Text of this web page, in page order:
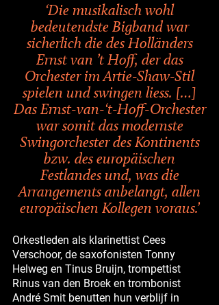
‘Die musikalisch wohl
bedeutendste Bigband war
sicherlich die des Holländers
Ernst van ’t Hoff, der das
Orchester im Artie-Shaw-Stil
spielen und swingen liess. […]
Das Ernst-van-‘t-Hoff-Orchester
war somit das modernste
Swingorchester des Kontinents
bzw. des europäischen
Festlandes und, was die
Arrangements anbelangt, allen
europäischen Kollegen voraus.’
Orkestleden als klarinettist Cees
Verschoor, de saxofonisten Tonny
Helweg en Tinus Bruijn, trompettist
Rinus van den Broek en trombonist
André Smit benutten hun verblijf in